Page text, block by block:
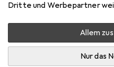
Dritte und Werbepartner
Allem
Nur das
Zwischen Mi, 12.8. und Di,